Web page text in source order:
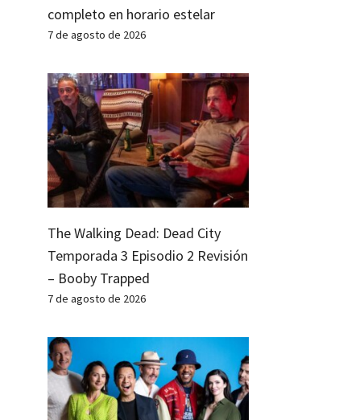
completo en horario estelar
7 de agosto de 2026
The Walking Dead: Dead City
Temporada 3 Episodio 2 Revisión
– Booby Trapped
7 de agosto de 2026